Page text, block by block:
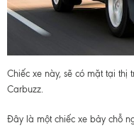
Chiếc xe này, sẽ có mặt tại thị
Carbuzz.
Đây là một chiếc xe bảy chỗ